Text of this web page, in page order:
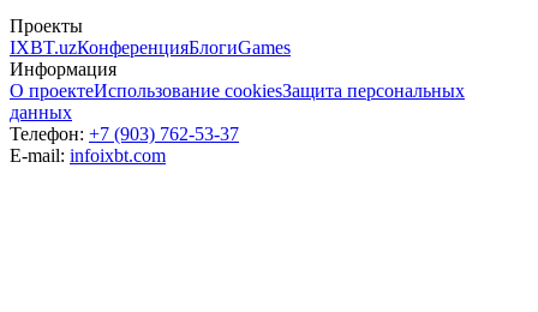
Проекты
IXBT.uzКонференцияБлогиGames
Информация
О проектеИспользование cookiesЗащита персональных
данных
Телефон: +7 (903) 762-53-37
E-mail: infoixbt.com